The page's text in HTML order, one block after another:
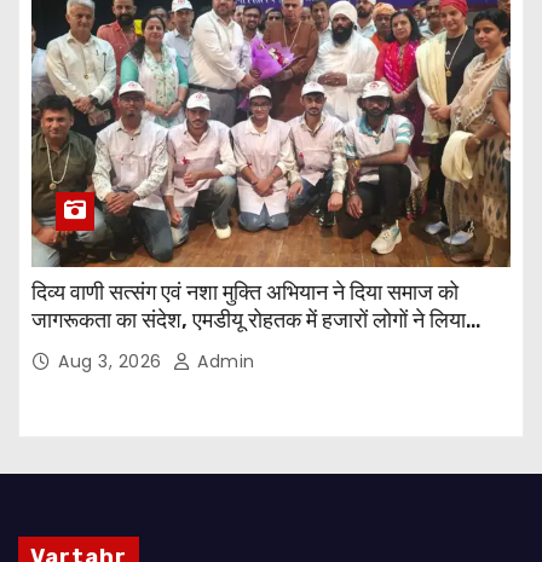
दिव्य वाणी सत्संग एवं नशा मुक्ति अभियान ने दिया समाज को
जागरूकता का संदेश, एमडीयू रोहतक में हजारों लोगों ने लिया
संकल्पAug 3, 2026 Admin